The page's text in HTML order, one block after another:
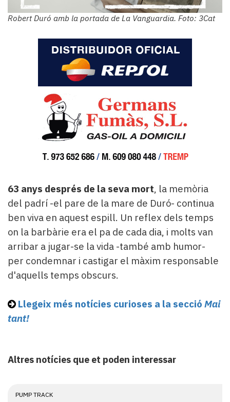
Robert Duró amb la portada de La Vanguardia. Foto: 3Cat
63 anys després de la seva mort, la memòria
del padrí -el pare de la mare de Duró- continua
ben viva en aquest espill. Un reflex dels temps
on la barbàrie era el pa de cada dia, i molts van
arribar a jugar-se la vida -també amb humor-
per condemnar i castigar el màxim responsable
d'aquells temps obscurs.
Llegeix més notícies curioses a la secció Mai
tant!
Altres notícies que et poden interessar
PUMP TRACK